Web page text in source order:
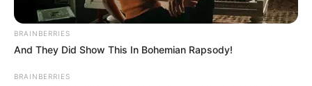
BRAINBERRIES
And They Did Show This In Bohemian Rapsody!
BRAINBERRIES